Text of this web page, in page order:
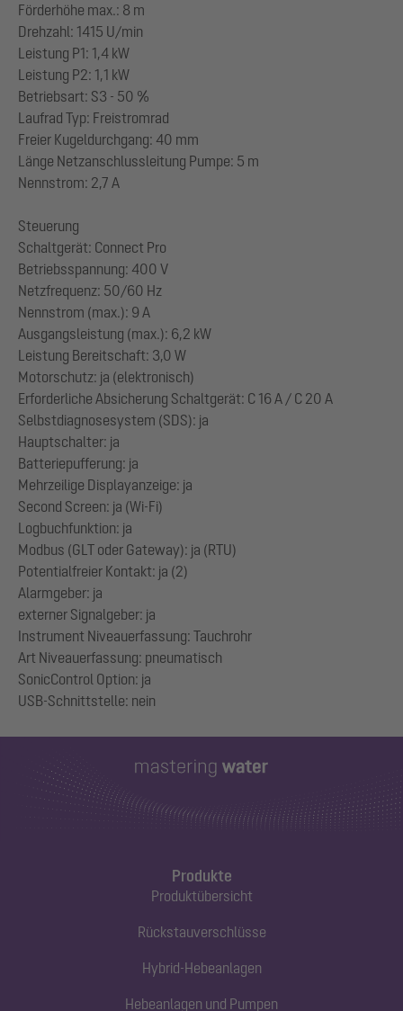
Förderhöhe max.: 8 m
Drehzahl: 1415 U/min
Leistung P1: 1,4 kW
Leistung P2: 1,1 kW
Betriebsart: S3 - 50 %
Laufrad Typ: Freistromrad
Freier Kugeldurchgang: 40 mm
Länge Netzanschlussleitung Pumpe: 5 m
Nennstrom: 2,7 A
Steuerung
Schaltgerät: Connect Pro
Betriebsspannung: 400 V
Netzfrequenz: 50/60 Hz
Nennstrom (max.): 9 A
Ausgangsleistung (max.): 6,2 kW
Leistung Bereitschaft: 3,0 W
Motorschutz: ja (elektronisch)
Erforderliche Absicherung Schaltgerät: C 16 A / C 20 A
Selbstdiagnosesystem (SDS): ja
Hauptschalter: ja
Batteriepufferung: ja
Mehrzeilige Displayanzeige: ja
Second Screen: ja (Wi-Fi)
Logbuchfunktion: ja
Modbus (GLT oder Gateway): ja (RTU)
Potentialfreier Kontakt: ja (2)
Alarmgeber: ja
externer Signalgeber: ja
Instrument Niveauerfassung: Tauchrohr
Art Niveauerfassung: pneumatisch
SonicControl Option: ja
Produkte
Produktübersicht
Rückstauverschlüsse
Hybrid-Hebeanlagen
Hebeanlagen und Pumpen